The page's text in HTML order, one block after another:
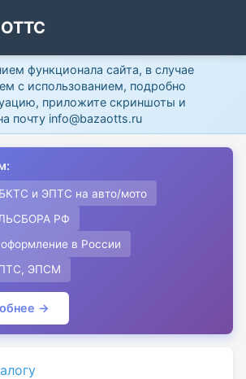
ОТТС
функционала сайта, в случае
с использованием, подробно
приложите скриншоты и
почту info@bazaotts.ru
и ЭПТС на авто/мото
РФ
в России
ЭПСМ
→